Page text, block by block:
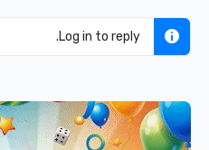
Log in to reply.